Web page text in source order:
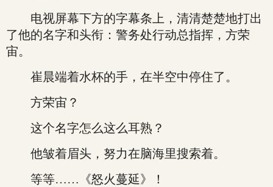
电视屏幕下方的字幕条上，清清楚楚地打出
了他的名字和头衔：警务处行动总指挥，方荣
宙。
崔晨端着水杯的手，在半空中停住了。
方荣宙？
这个名字怎么这么耳熟？
他皱着眉头，努力在脑海里搜索着。
等等……《怒火蔓延》！